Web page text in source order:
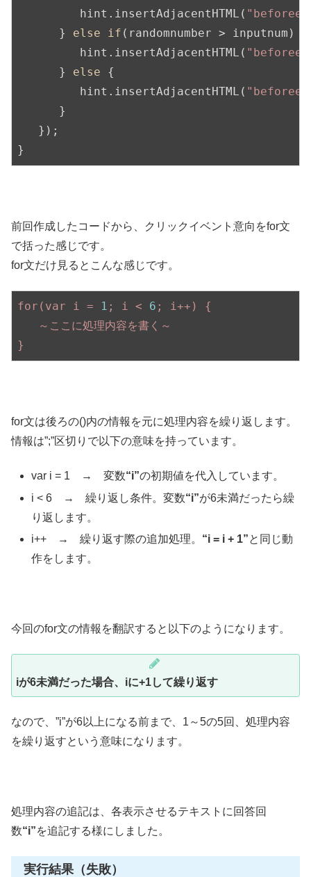
         hint.insertAdjacentHTML(
      }
else if (randomnumber > inputnum) {
         hint.insertAdjacentHTML(
      }
else {
         hint.insertAdjacentHTML(
      }
   });
}
前回作成したコードから、クリックイベント意向をfor文
で括った感じです。
for文だけ見るとこんな感じです。
for(var i = 1 ; i < 6 ; i++)
{
～ここに処理内容を書く～
}
for文は後ろの()内の情報を元に処理内容を繰り返します。
情報は”;”区切りで以下の意味を持っています。
var i = 1 → 変数“i”の初期値を代入しています。
i < 6 → 繰り返し条件。変数“i”が6未満だったら繰
り返します。
i++ → 繰り返す際の追加処理。 “i = i + 1”と同じ動
作をします。
今回のfor文の情報を翻訳すると以下のようになります。
iが6未満だった場合、iに+1して繰り返す
なので、”i”が6以上になる前まで、1～5の5回、処理内容
を繰り返すという意味になります。
処理内容の追記は、各表示させるテキストに回答回
数“i”を追記する様にしました。
実行結果（失敗）